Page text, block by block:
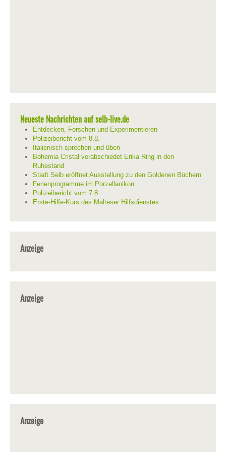
Neueste Nachrichten auf selb-live.de
Entdecken, Forschen und Experimentieren
Polizeibericht vom 8.8.
Italienisch sprechen und üben
Bohemia Cristal verabschiedet Erika Ring in den
Ruhestand
Stadt Selb eröffnet Ausstellung zu den Goldenen Büchern
Ferienprogramme im Porzellanikon
Polizeibericht vom 7.8.
Erste-Hilfe-Kurs des Malteser Hilfsdienstes
Anzeige
Anzeige
Anzeige